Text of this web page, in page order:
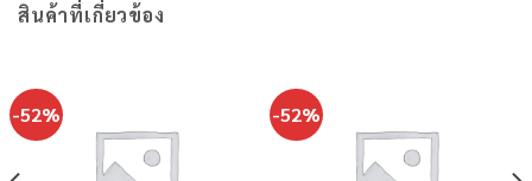
สินค้าที่เกี่ยวข้อง
-52% -52%